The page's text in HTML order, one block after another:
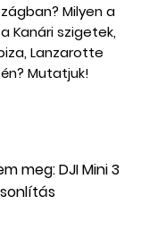
Milyen a
Kanári szigetek,
Lanzarotte
Mutatjuk!